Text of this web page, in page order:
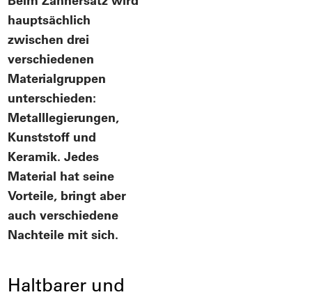
hauptsächlich
zwischen drei
verschiedenen
Materialgruppen
unterschieden:
Metalllegierungen,
Kunststoff und
Keramik. Jedes
Material hat seine
Vorteile, bringt aber
auch verschiedene
Nachteile mit sich.
Haltbarer und